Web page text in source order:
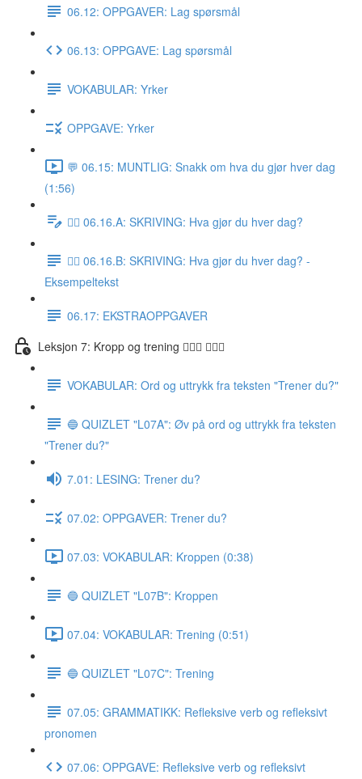
06.12: OPPGAVER: Lag spørsmål
06.13: OPPGAVE: Lag spørsmål
VOKABULAR: Yrker
OPPGAVE: Yrker
💬 06.15: MUNTLIG: Snakk om hva du gjør hver dag
(1:56)
✍🏼 06.16.A: SKRIVING: Hva gjør du hver dag?
✍🏼 06.16.B: SKRIVING: Hva gjør du hver dag? -
Eksempeltekst
06.17: EKSTRAOPPGAVER
Leksjon 7: Kropp og trening 🚶🏼‍♀️ 🏋🏽‍♀️
VOKABULAR: Ord og uttrykk fra teksten "Trener du?"
🔵 QUIZLET "L07A": Øv på ord og uttrykk fra teksten
"Trener du?"
7.01: LESING: Trener du?
07.02: OPPGAVER: Trener du?
07.03: VOKABULAR: Kroppen (0:38)
🔵 QUIZLET "L07B": Kroppen
07.04: VOKABULAR: Trening (0:51)
🔵 QUIZLET "L07C": Trening
07.05: GRAMMATIKK: Refleksive verb og refleksivt
pronomen
07.06: OPPGAVE: Refleksive verb og refleksivt